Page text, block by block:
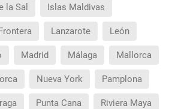
poder ir a ...?
imprimir el bono de los
la Sal Islas Maldivas
Lanzarote León
Madrid Málaga Mallorca
Nueva York Pamplona
Punta Cana Riviera Maya